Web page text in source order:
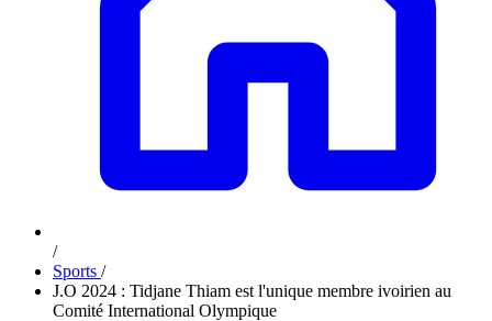
/
Sports /
J.O 2024 : Tidjane Thiam est l'unique membre ivoirien au
Comité International Olympique